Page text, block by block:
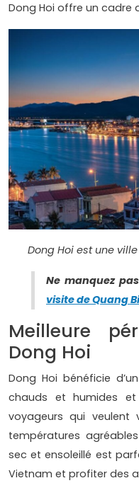
Dong Hoi offre un cadre
Dong Hoi est une
Ne manquez
visite de Quang
Meilleure
Dong Hoi
Dong Hoi bénéficie
chauds et humides
voyageurs qui veulent
températures
sec et ensoleillé est
Vietnam et profiter des